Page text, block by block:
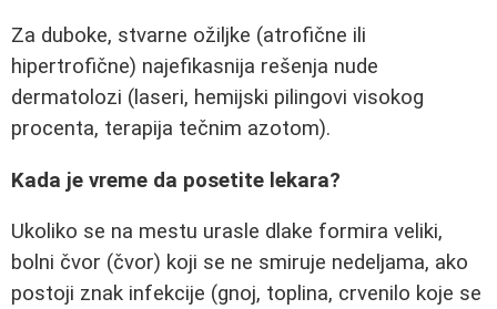
Za duboke, stvarne ožiljke (atrofične ili
hipertrofične) najefikasnija rešenja nude
dermatolozi (laseri, hemijski pilingovi visokog
procenta, terapija tečnim azotom).
Kada je vreme da posetite lekara?
Ukoliko se na mestu urasle dlake formira veliki,
bolni čvor (čvor) koji se ne smiruje nedeljama, ako
postoji znak infekcije (gnoj, toplina, crvenilo koje se